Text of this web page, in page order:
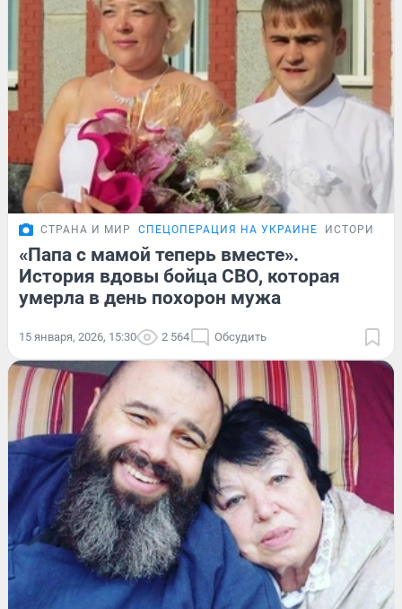
СТРАНА И МИР СПЕЦОПЕРАЦИЯ НА УКРАИНЕ ИСТОРИИ
«Папа с мамой теперь вместе».
История вдовы бойца СВО, которая
умерла в день похорон мужа
15 января, 2026, 15:30 2 564 Обсудить